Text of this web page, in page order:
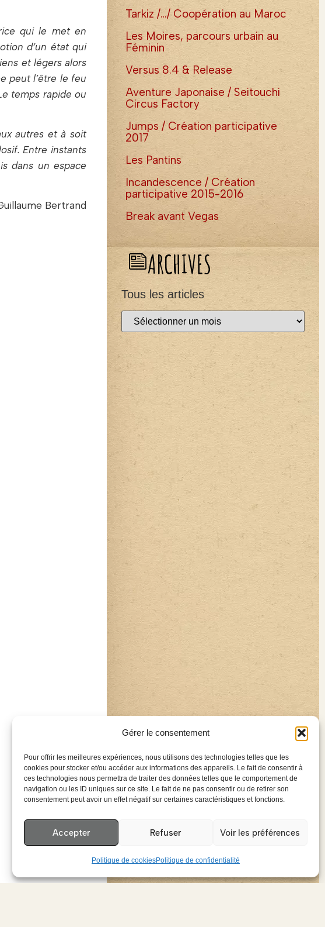
Gérer le consentement
Pour offrir les meilleures expériences, nous utilisons des technologies telles que les
cookies pour stocker et/ou accéder aux informations des appareils. Le fait de consentir à
ces technologies nous permettra de traiter des données telles que le comportement de
navigation ou les ID uniques sur ce site. Le fait de ne pas consentir ou de retirer son
consentement peut avoir un effet négatif sur certaines caractéristiques et fonctions.
Accepter Refuser Voir les préférences
Politique de cookiesPolitique de confidentialité
qui le met en
d’un état qui
et légers alors
peut l’être le feu
temps rapide ou
autres et à soit
Entre instants
dans un espace
Bertrand
Tarkiz /…/ Coopération au Maroc
Les Moires, parcours urbain au
Féminin
Versus 8.4 & Release
Aventure Japonaise / Seitouchi
Circus Factory
Jumps / Création participative
2017
Les Pantins
Incandescence / Création
participative 2015-2016
Break avant Vegas
ARCHIVES
Tous les articles